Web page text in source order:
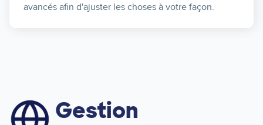
avancés afin d'ajuster les choses à votre façon.
Image
Gestion